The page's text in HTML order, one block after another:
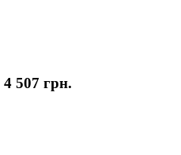
4 507 грн.